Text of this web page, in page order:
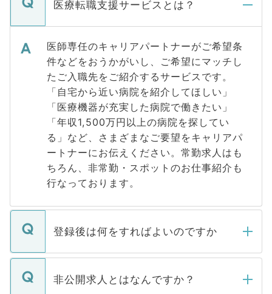
医療転職支援サービスとは？
医師専任のキャリアパートナーがご希望条
件などをおうかがいし、ご希望にマッチし
たご入職先をご紹介するサービスです。
「自宅から近い病院を紹介してほしい」
「医療機器が充実した病院で働きたい」
「年収1,500万円以上の病院を探してい
る」など、さまざまなご要望をキャリアパ
ートナーにお伝えください。常勤求人はも
ちろん、非常勤・スポットのお仕事紹介も
行なっております。
登録後は何をすればよいのですか
ご登録いただきましたら、弊社担当者がご
登録内容を確認し、その後メールもしくは
非公開求人とはなんですか？